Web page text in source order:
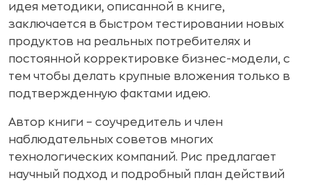
идея методики, описанной в книге,
заключается в быстром тестировании новых
продуктов на реальных потребителях и
постоянной корректировке бизнес-модели, c
тем чтобы делать крупные вложения только в
подтвержденную фактами идею.
Автор книги – соучредитель и член
наблюдательных советов многих
технологических компаний. Рис предлагает
научный подход и подробный план действий